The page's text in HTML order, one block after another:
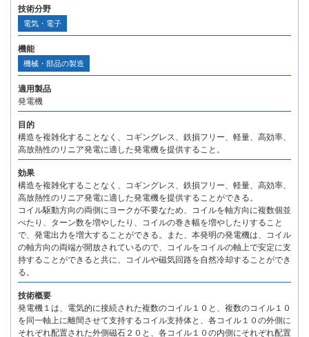
技術分野
電気・電子
機能
機械・部品の製造
適用製品
発電機
目的
構造を複雑化することなく、コギングレス、鉄損フリー、軽量、高効率、
高放熱性のリニア発電に適した発電機を提供すること。
効果
構造を複雑化することなく、コギングレス、鉄損フリー、軽量、高効率、
高放熱性のリニア発電に適した発電機を提供することができる。
コイル駆動方向の両側にヨークが不要なため、コイルを軸方向に複数個並
べたり、ターン数を増やしたり、コイルの巻き幅を増やしたりすること
で、発電出力を増大することができる。また、本発明の発電機は、コイル
の軸方向の両端が開放されているので、コイルをコイルの軸上で安定に支
持することができると共に、コイルや磁気回路を自然冷却することができ
る。
技術概要
発電機１は、電気的に接続された複数のコイル１０と、複数のコイル１０
を同一軸上に離間させて支持するコイル支持体と、各コイル１０の外側に
それぞれ配置された外側磁石２０と、各コイル１０の内側にそれぞれ配置